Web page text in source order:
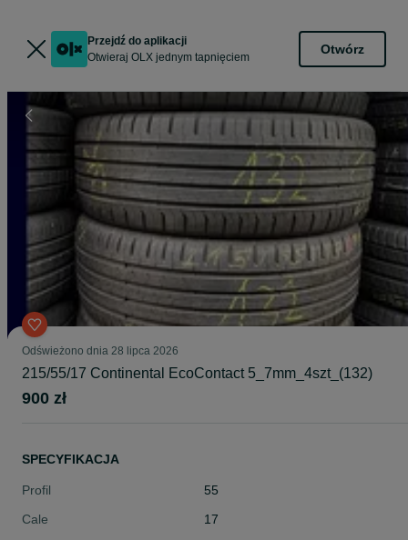
Przejdź do aplikacji
Otwieraj OLX jednym tapnięciem
Otwórz
Odświeżono dnia 28 lipca 2026
215/55/17 Continental EcoContact 5_7mm_4szt_(132)
900 zł
SPECYFIKACJA
Profil
55
Cale
17